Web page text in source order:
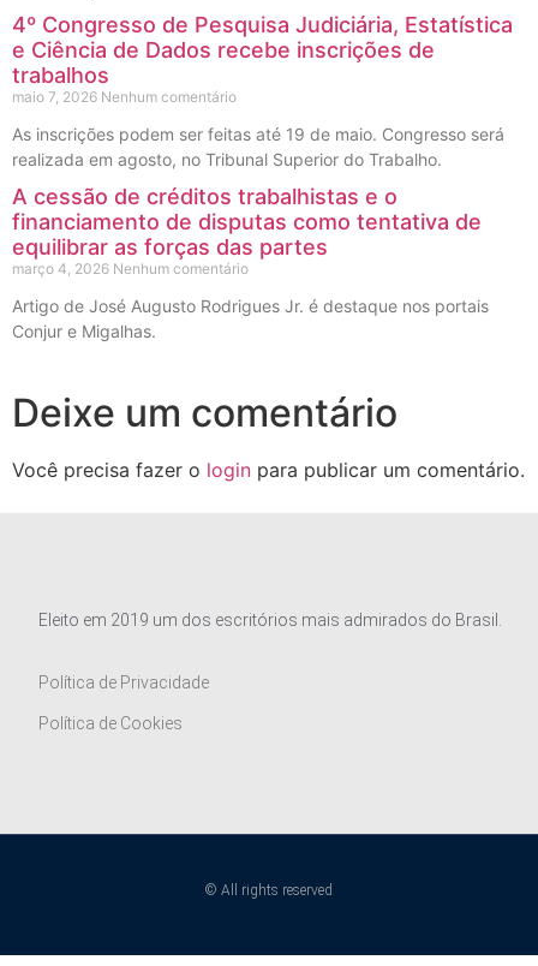
4º Congresso de Pesquisa Judiciária, Estatística
e Ciência de Dados recebe inscrições de
trabalhos
maio 7, 2026 Nenhum comentário
As inscrições podem ser feitas até 19 de maio. Congresso será
realizada em agosto, no Tribunal Superior do Trabalho.
A cessão de créditos trabalhistas e o
financiamento de disputas como tentativa de
equilibrar as forças das partes
março 4, 2026 Nenhum comentário
Artigo de José Augusto Rodrigues Jr. é destaque nos portais
Conjur e Migalhas.
Deixe um comentário
Você precisa fazer o login para publicar um comentário.
Eleito em 2019 um dos escritórios mais admirados do Brasil.
Política de Privacidade
Política de Cookies
© All rights reserved